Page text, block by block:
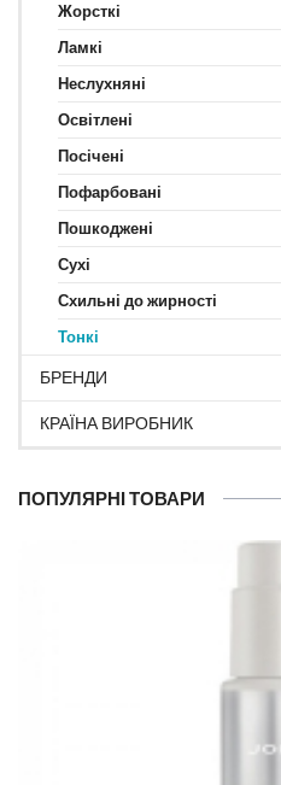
Жорсткі
Ламкі
Неслухняні
Освітлені
Посічені
Пофарбовані
Пошкоджені
Сухі
Схильні до жирності
Тонкі
БРЕНДИ
КРАЇНА ВИРОБНИК
ПОПУЛЯРНІ ТОВАРИ